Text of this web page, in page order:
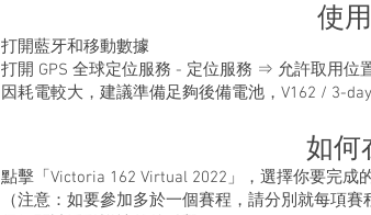
使
打開藍牙和移動數據
打開 GPS 全球定位服務 - 定位服務 ⇒ 允許取用位
因耗電較大，建議準備足夠後備電池，V162 / 3-
如何
點擊「Victoria 162 Virtual 2022」，選擇你要完成
（注意：如要參加多於一個賽程，請分別就每項